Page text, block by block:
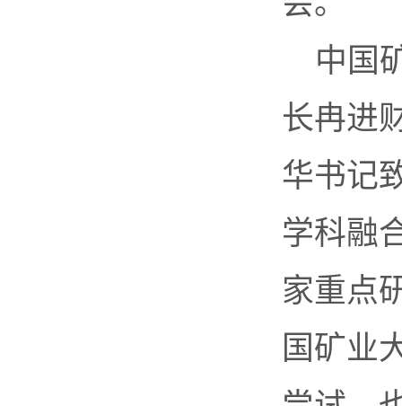
中国
长冉进
华书记
学科融
家重点
国矿业